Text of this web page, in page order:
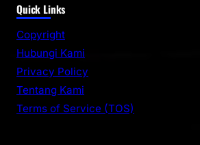
a
r
Quick Links
Copyright
Hubungi Kami
Privacy Policy
Tentang Kami
Terms of Service (TOS)